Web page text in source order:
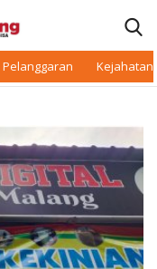
Pelanggaran Kejahatan